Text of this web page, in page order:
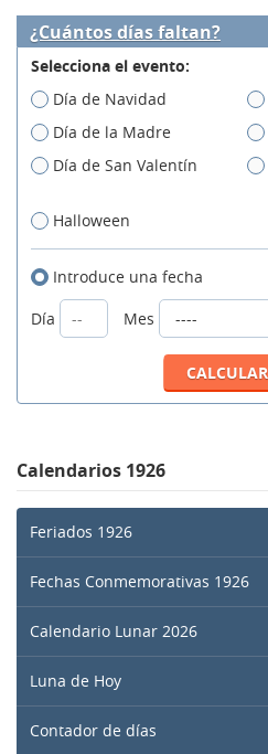
¿Cuántos días faltan?
Selecciona el evento:
Día de Navidad
Día de la Madre
Día de San Valentín
Halloween
Introduce una fecha
Día
Mes
Calendarios 1926
Feriados 1926
Fechas Conmemorativas 1926
Calendario Lunar 2026
Luna de Hoy
Contador de días